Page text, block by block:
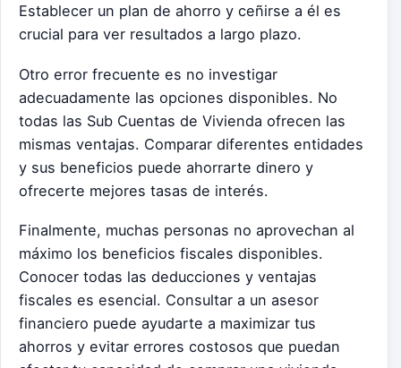
Establecer un plan de ahorro y ceñirse a él es
crucial para ver resultados a largo plazo.
Otro error frecuente es no investigar
adecuadamente las opciones disponibles. No
todas las Sub Cuentas de Vivienda ofrecen las
mismas ventajas. Comparar diferentes entidades
y sus beneficios puede ahorrarte dinero y
ofrecerte mejores tasas de interés.
Finalmente, muchas personas no aprovechan al
máximo los beneficios fiscales disponibles.
Conocer todas las deducciones y ventajas
fiscales es esencial. Consultar a un asesor
financiero puede ayudarte a maximizar tus
ahorros y evitar errores costosos que puedan